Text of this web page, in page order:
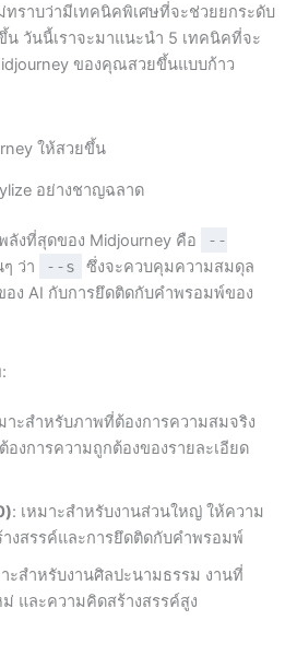
ราบว่ามีเทคนิคพิเศษที่จะช่วยยกระดับ
น วันนี้เราจะมาแนะนำ 5 เทคนิคที่จะ
ของคุณสวยขึ้นแบบก้าว
อย่างชาญฉลาด
ลังที่สุดของ Midjourney คือ
--
ว่า --s
ซึ่งจะควบคุมความสมดุล
อง AI กับการยึดติดกับคำพรอมพ์ของ
าะสำหรับภาพที่ต้องการความสมจริง
งการความถูกต้องของรายละเอียด
: เหมาะสำหรับงานส่วนใหญ่ ให้ความ
งสรรค์และการยึดติดกับคำพรอมพ์
ะสำหรับงานศิลปะนามธรรม งานที่
และความคิดสร้างสรรค์สูง